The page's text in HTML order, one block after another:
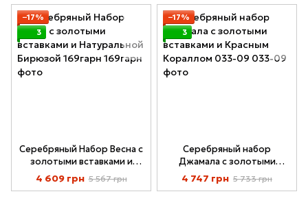
−17%
3
Серебряный Набор Весна с
золотыми вставками и
Натуральной Бирюзой
169гарн
4 609 грн 5 567 грн
−17%
3
Серебряный набор
Джамала с золотыми
вставками и Красным
Кораллом 033-09
4 747 грн 5 733 грн